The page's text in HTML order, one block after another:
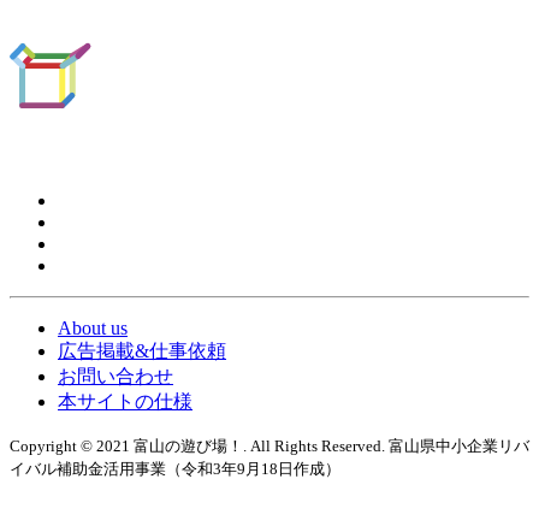
About us
広告掲載&仕事依頼
お問い合わせ
本サイトの仕様
Copyright © 2021 富山の遊び場！. All Rights Reserved. 富山県中小企業リバ
イバル補助金活用事業（令和3年9月18日作成）